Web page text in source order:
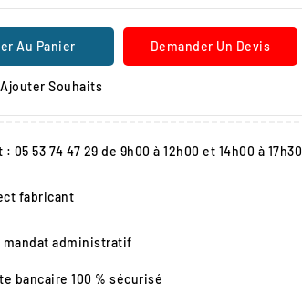
Au Panier Demander Un Devis
Ajouter Souhaits
05 53 74 47 29 de 9h00 à 12h00 et 14h00 à 17h30
fabricant
mandat administratif
bancaire 100 % sécurisé